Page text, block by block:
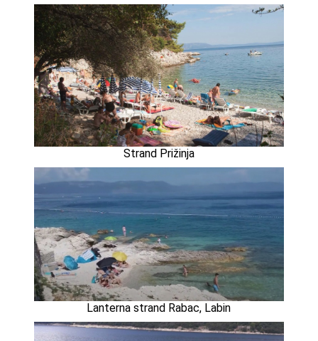
Strand Prižinja
Lanterna strand Rabac, Labin